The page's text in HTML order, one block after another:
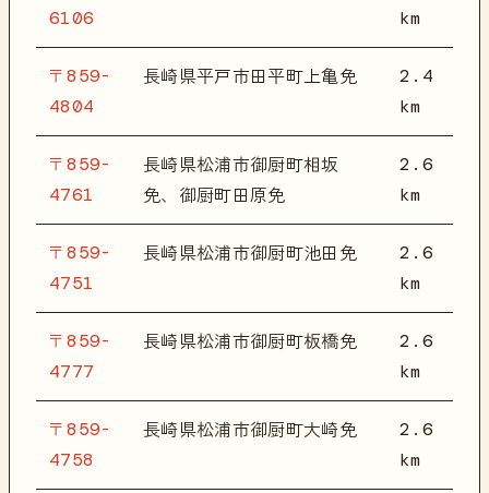
6106 km
〒859-
4804
長崎県平戸市田平町上亀免
2.4
km
〒859-
4761
長崎県松浦市御厨町相坂
免、御厨町田原免
2.6
km
〒859-
4751
長崎県松浦市御厨町池田免
2.6
km
〒859-
4777
長崎県松浦市御厨町板橋免
2.6
km
〒859-
4758
長崎県松浦市御厨町大崎免
2.6
km